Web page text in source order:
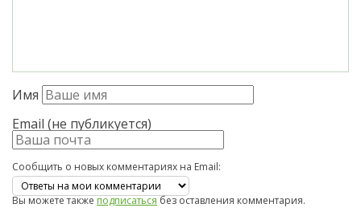
Имя
Email (не публикуется)
Сообщить о новых комментариях на Email:
Вы можете такжеподписатьсябез оставления комментария.